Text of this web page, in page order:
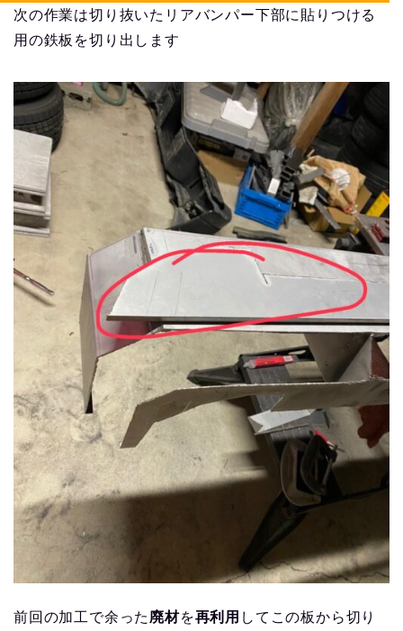
次の作業は切り抜いたリアバンパー下部に貼りつける
用の鉄板を切り出します
前回の加工で余った 廃材を再利用 してこの板から切り